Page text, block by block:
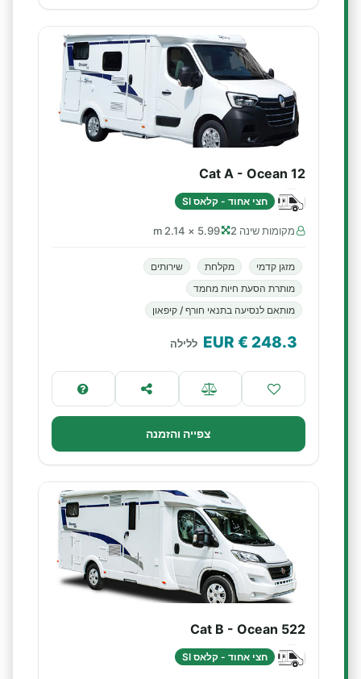
Cat A - Ocean 12
חצי אחוד - קלאס SI
מקומות שינה 2 5.99 × 2.14 m
מזגן קדמי מקלחת
שירותים
מותרת הסעת חיות מחמד
מותאם לנסיעה בתנאי חורף / קיפאון
248.3
€ EUR ללילה
צפייה והזמנה
Cat B - Ocean 522
חצי אחוד - קלאס SI